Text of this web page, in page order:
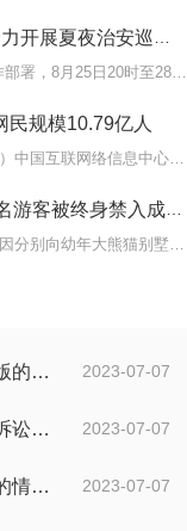
查宣防第四次集中统一行动
根据省公安厅夏季治安打击整治行动工作部署，8月25日20时至28日凌晨2时
民规模10.79亿人
本报北京8月28日电（记者喻思南、金歆）中国互联网络信息中心8月28日在
终身禁入成都熊猫基地
日前,两名游客在成都大熊猫基地参观时,因分别向幼年大熊猫别墅活动场内
2023-07-07
如何辨认律师函的真假？电子版的律师函是真的吗？
2023-07-07
诉讼时效是如何定义的？法律诉讼有效期是多久？
2023-07-07
世界今亮点！法院接撤诉处理的情况是什么？离婚案件撤诉后什么时候可以再起诉？